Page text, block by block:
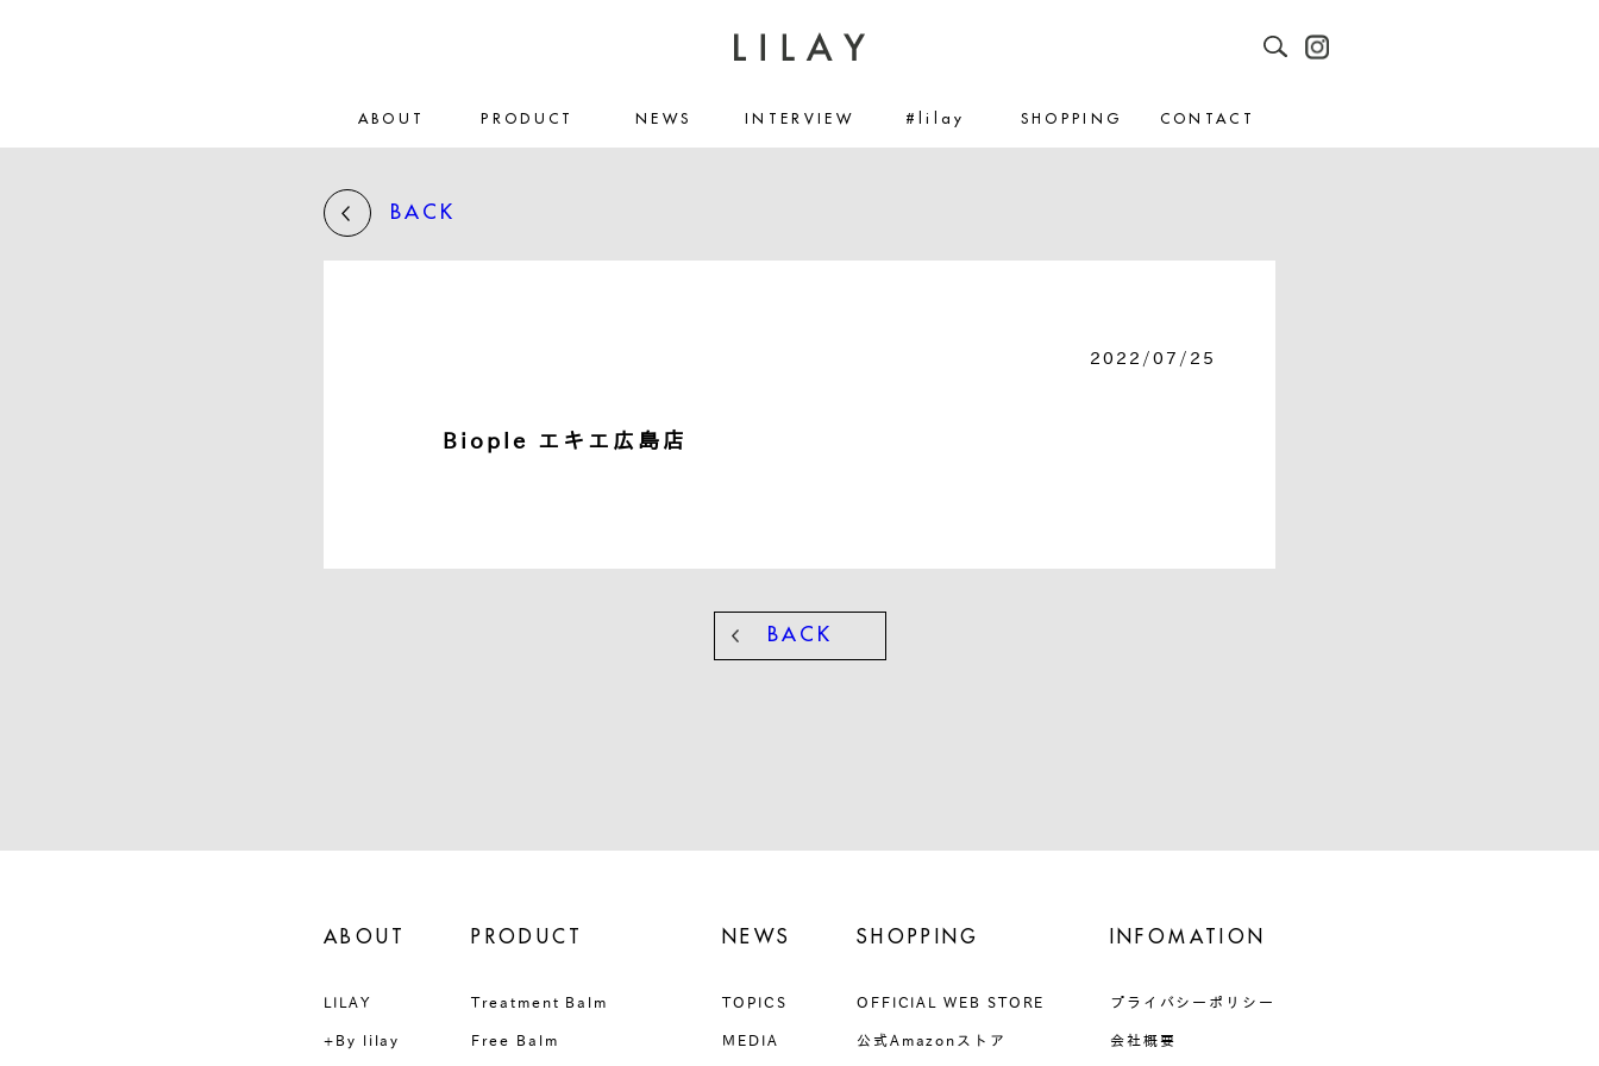
ABOUT PRODUCT NEWS INTERVIEW #lilay SHOPPING CONTACT
BACK
2022/07/25
Biople エキエ広島店
BACK
ABOUT
LILAY
+By lilay
PRODUCT
Treatment Balm
Free Balm
NEWS
TOPICS
MEDIA
SHOPPING
OFFICIAL WEB STORE
公式Amazonストア
INFOMATION
プライバシーポリシー
会社概要